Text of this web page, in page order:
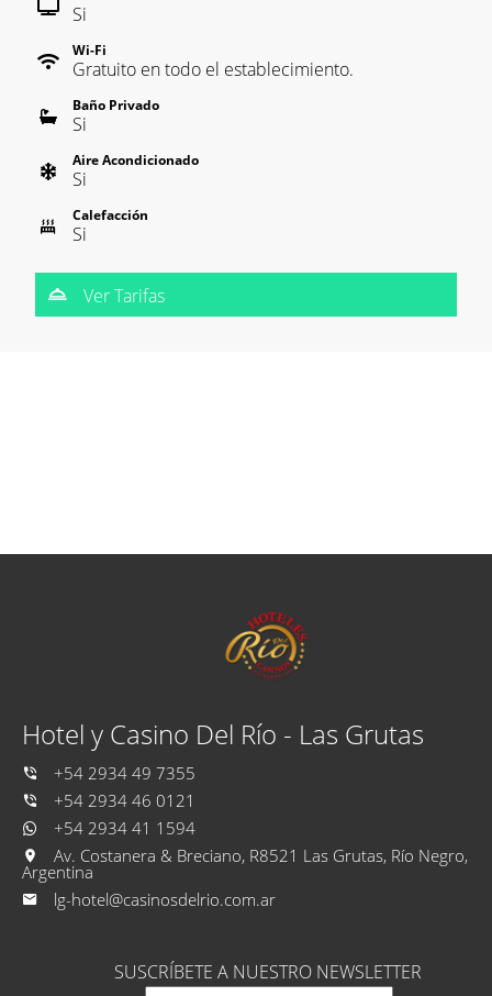
Si
Wi-Fi
Gratuito en todo el establecimiento.
Baño Privado
Si
Aire Acondicionado
Si
Calefacción
Si
Ver Tarifas
Hotel y Casino Del Río - Las Grutas
+54 2934 49 7355
+54 2934 46 0121
+54 2934 41 1594
Av. Costanera & Breciano, R8521 Las Grutas, Río Negro,
Argentina
lg-hotel@casinosdelrio.com.ar
SUSCRÍBETE A NUESTRO NEWSLETTER